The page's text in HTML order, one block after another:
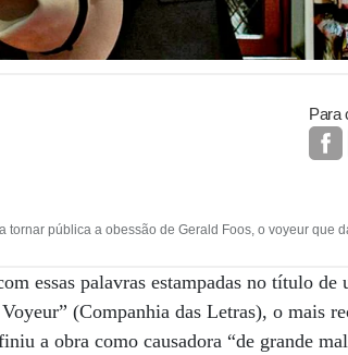
Para
tornar pública a obessão de Gerald Foos, o voyeur que
essas palavras estampadas no título de
(Companhia das Letras), o mais
a obra como causadora “de grande